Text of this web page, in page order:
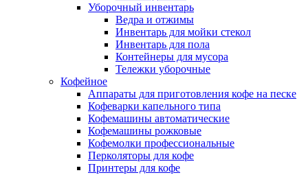
Уборочный инвентарь
Ведра и отжимы
Инвентарь для мойки стекол
Инвентарь для пола
Контейнеры для мусора
Тележки уборочные
Кофейное
Аппараты для приготовления кофе на песке
Кофеварки капельного типа
Кофемашины автоматические
Кофемашины рожковые
Кофемолки профессиональные
Перколяторы для кофе
Принтеры для кофе